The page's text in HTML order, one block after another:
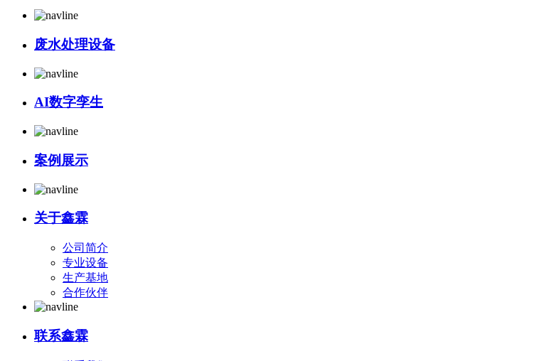
废水处理设备
AI数字孪生
案例展示
关于鑫霖
公司简介
专业设备
生产基地
合作伙伴
联系鑫霖